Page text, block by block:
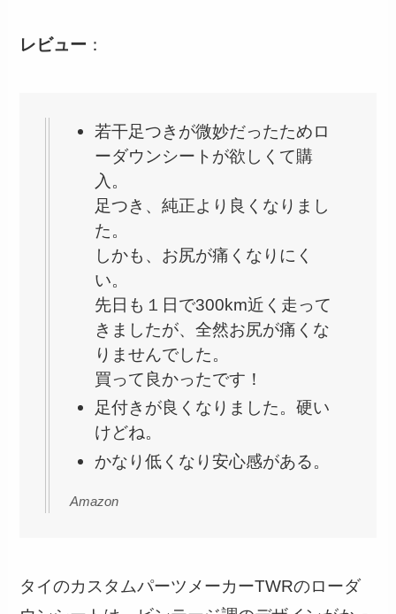
レビュー ：
若干足つきが微妙だったためロ
ーダウンシートが欲しくて購
入。
足つき、純正より良くなりまし
た。
しかも、お尻が痛くなりにく
い。
先日も１日で300km近く走って
きましたが、全然お尻が痛くな
りませんでした。
買って良かったです！
足付きが良くなりました。硬い
けどね。
かなり低くなり安心感がある。
Amazon
タイのカスタムパーツメーカーTWRのローダ